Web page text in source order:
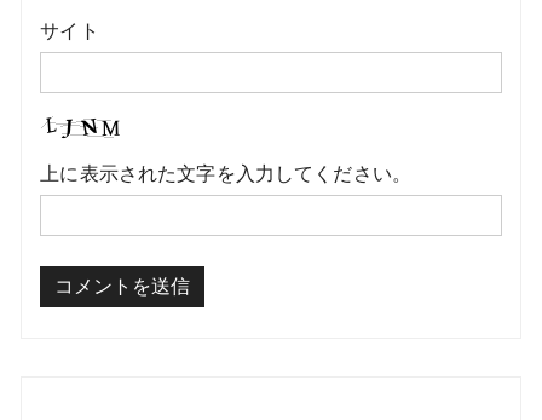
サイト
上に表示された文字を入力してください。